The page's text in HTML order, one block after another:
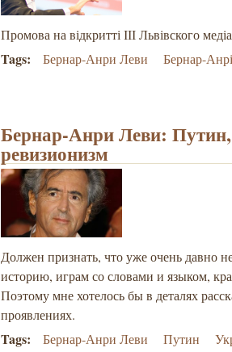
Промова на відкритті ІІІ Львівского
Tags: Бернар-Анри Леви Бернар-
Бернар-Анри Леви:
ревизионизм
Должен признать, что уже очень давно
историю, играм со словами и языком,
Поэтому мне хотелось бы в деталях
проявлениях.
Tags: Бернар-Анри Леви Путин